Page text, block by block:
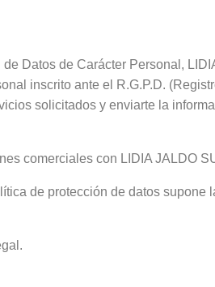
Datos de Carácter Personal,
inscrito ante el R.G.P.D.
solicitados y enviarte la
comerciales con LIDIA JALDO
de protección de datos supone